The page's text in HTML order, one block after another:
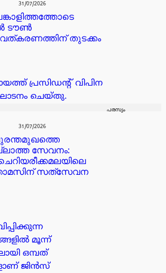
31/07/2026
ടൗൺ
തുടക്കം
പ്രസിഡന്റ്‌ വിപിന
ചെയ്തു.
പരസ്യം
31/07/2026
സേവനം:
സത്‌സേവന
മൂന്ന്
ഒമ്പത്
ജിൻസ്